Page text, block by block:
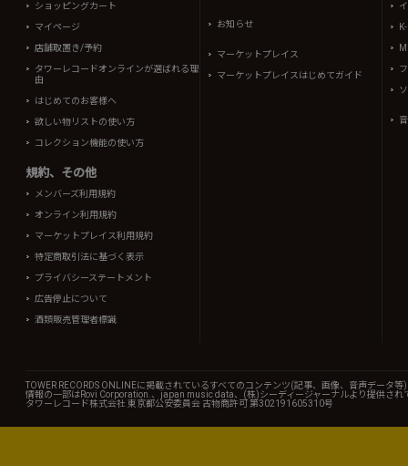
ショッピングカート
マイページ
店舗取置き/予約
タワーレコードオンラインが選ばれる理
由
はじめてのお客様へ
欲しい物リストの使い方
コレクション機能の使い方
規約、その他
メンバーズ利用規約
オンライン利用規約
マーケットプレイス利用規約
特定商取引法に基づく表示
プライバシーステートメント
広告停止について
酒類販売管理者標識
お知らせ
マーケットプレイス
マーケットプレイスはじめてガイド
TOWER RECORDS ONLINEに掲載されているすべてのコンテンツ(記事、画像、音声データ
情報の一部はRovi Corporation.、japan music data、(株)シーディージャーナルより提供され
タワーレコード株式会社 東京都公安委員会 古物商許可 第302191605310号